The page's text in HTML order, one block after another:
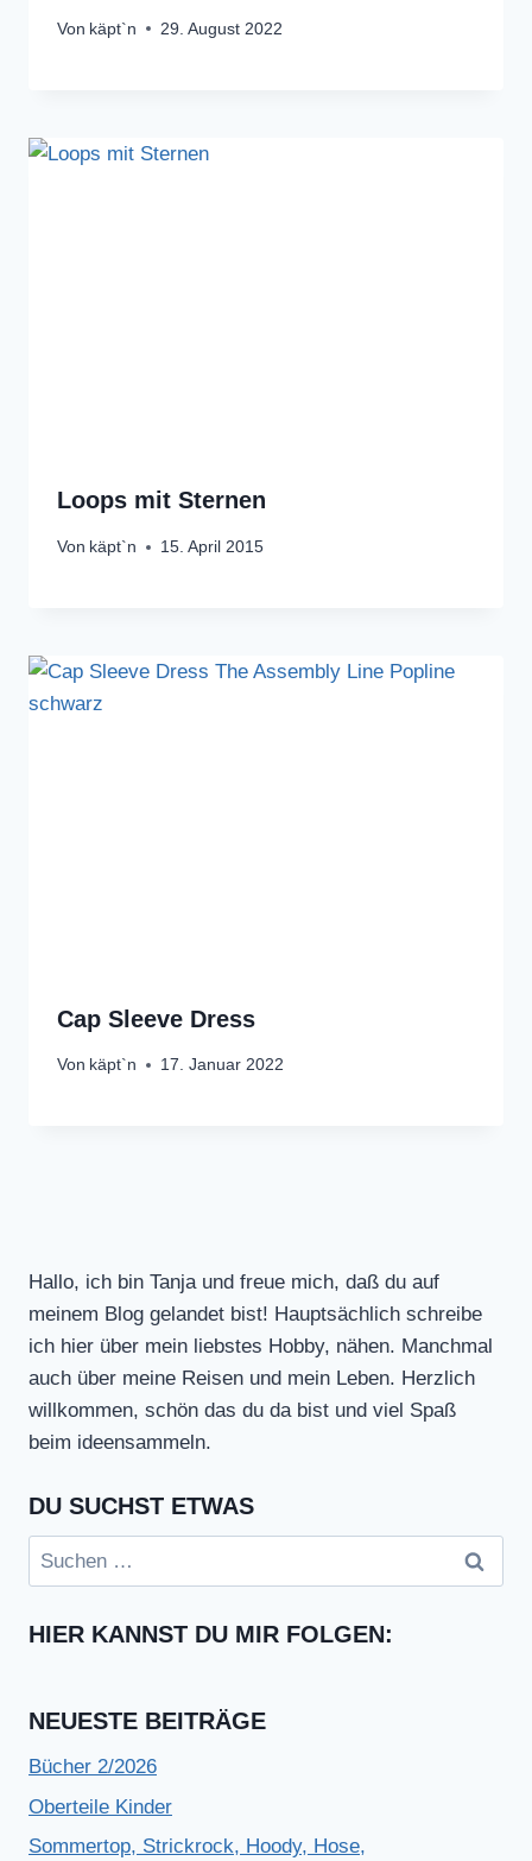
Von käpt`n 29. August 2022
Loops mit Sternen
Von käpt`n 15. April 2015
Cap Sleeve Dress
Von käpt`n 17. Januar 2022
Hallo, ich bin Tanja und freue mich, daß du auf
meinem Blog gelandet bist! Hauptsächlich schreibe
ich hier über mein liebstes Hobby, nähen. Manchmal
auch über meine Reisen und mein Leben. Herzlich
willkommen, schön das du da bist und viel Spaß
beim ideensammeln.
DU SUCHST ETWAS
Suchen
nach:
HIER KANNST DU MIR FOLGEN:
NEUESTE BEITRÄGE
Bücher 2/2026
Oberteile Kinder
Sommertop, Strickrock, Hoody, Hose,